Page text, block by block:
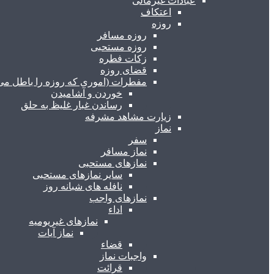
اعتکاف
روزه
روزه مسافر
روزه مستحبی
زکات فطره
قضای روزه
مفطرات (اموری که روزه را باطل
خوردن و آشامیدن
رساندن غبار غلیظ به حلق
زیارت مشاهد مشرفه
نماز
سفر
نماز مسافر
نمازهای مستحبی
سایر نمازهای مستحبی
نافله های شبانه روز
نمازهای واجب
اداء
نمازهای غیریومیه
نماز آیات
قضاء
واجبات نماز
قرائت